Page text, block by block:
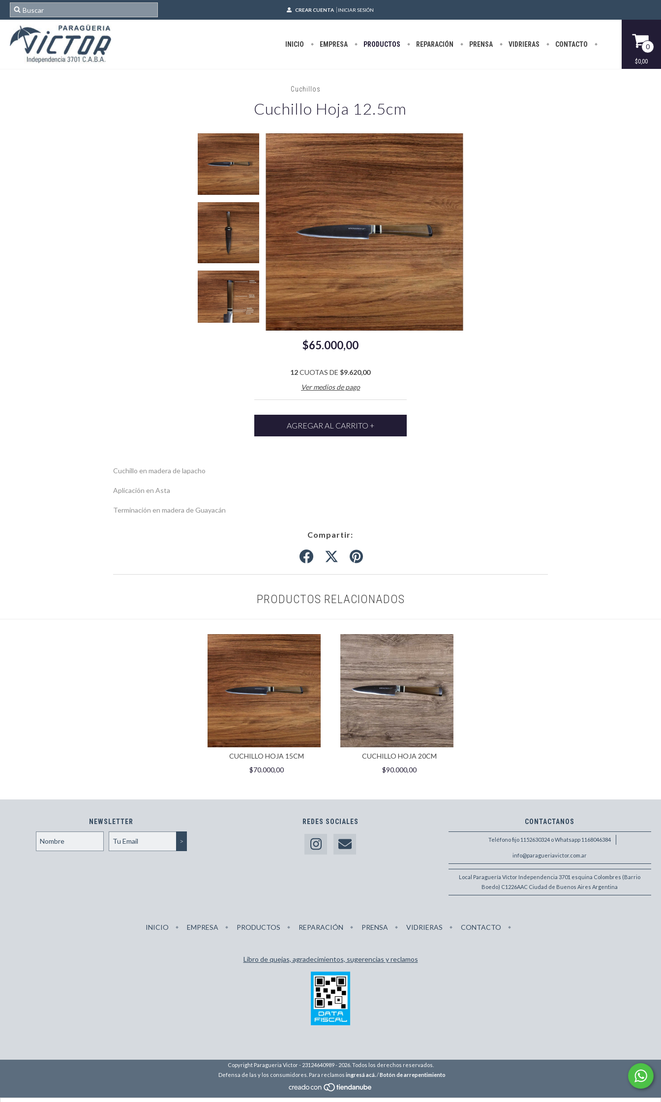
CREAR CUENTA INICIAR SESIÓN
INICIO EMPRESA PRODUCTOS REPARACIÓN PRENSA VIDRIERAS CONTACTO 0
$0,00
Cuchillos
Cuchillo Hoja 12.5cm
$65.000,00
12CUOTAS DE$9.620,00
Ver medios de pago
Cuchillo en madera de lapacho
Aplicación en Asta
Terminación en madera de Guayacán
Compartir:
PRODUCTOS RELACIONADOS
CUCHILLO HOJA 15CM
$70.000,00
CUCHILLO HOJA 20CM
$90.000,00
NEWSLETTER REDES SOCIALES CONTACTANOS
Teléfono fijo 1152630324 o Whatsapp 1168046384
info@paragueriavictor.com.ar
Local Paraguería Víctor Independencia 3701 esquina Colombres (Barrio
Boedo) C1226AAC Ciudad de Buenos Aires Argentina
INICIO EMPRESA PRODUCTOS REPARACIÓN PRENSA VIDRIERAS CONTACTO
Libro de quejas, agradecimientos, sugerencias y reclamos
Copyright Paragueria Victor - 23124640989 - 2026. Todos los derechos reservados.
Defensa de las y los consumidores. Para reclamos ingresá acá./Botón de arrepentimiento